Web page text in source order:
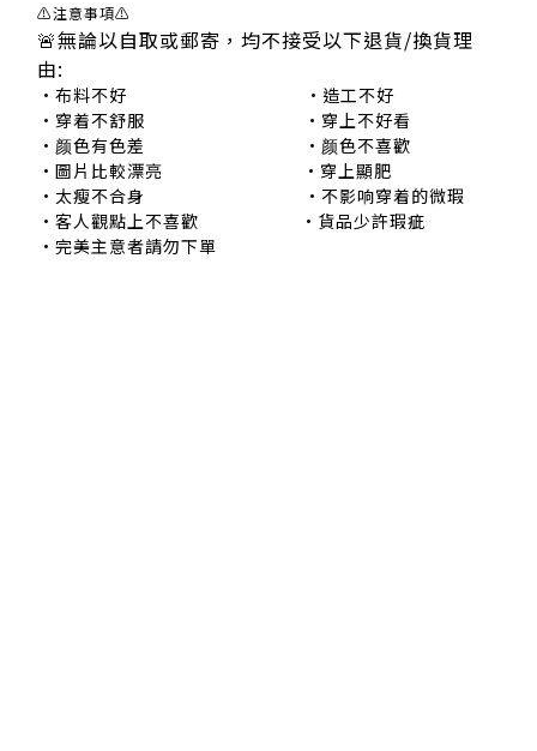
⚠注意事項⚠
🚨無論以自取或郵寄，均不接受以下退貨/換貨理
由:
•布料不好 •造工不好
•穿着不舒服 •穿上不好看
•颜色有色差 •颜色不喜歡
•圖片比較漂亮 •穿上顯肥
•太瘦不合身 •不影响穿着的微瑕
•客人觀點上不喜歡 •貨品少許瑕疵
•完美主意者請勿下單